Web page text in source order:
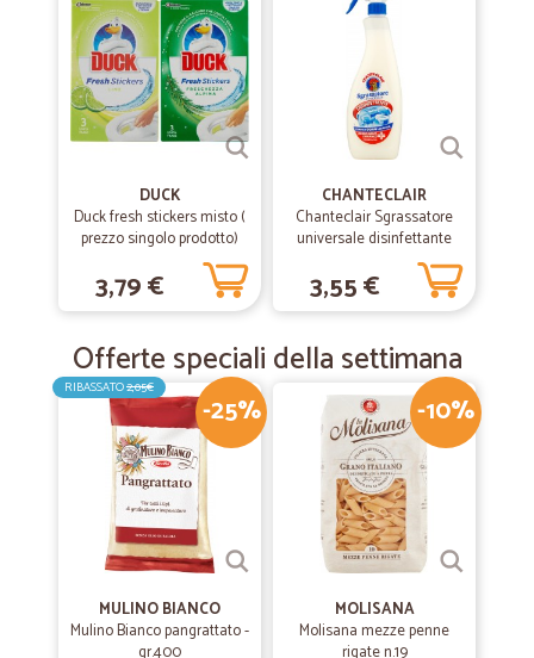
DUCK
Duck fresh stickers misto (
prezzo singolo prodotto)
3,79 €
CHANTECLAIR
Chanteclair Sgrassatore
universale disinfettante
3,55 €
Offerte speciali della settimana
-25%
RIBASSATO2,05€
MULINO BIANCO
Mulino Bianco pangrattato -
gr.400
-10%
MOLISANA
Molisana mezze penne
rigate n.19